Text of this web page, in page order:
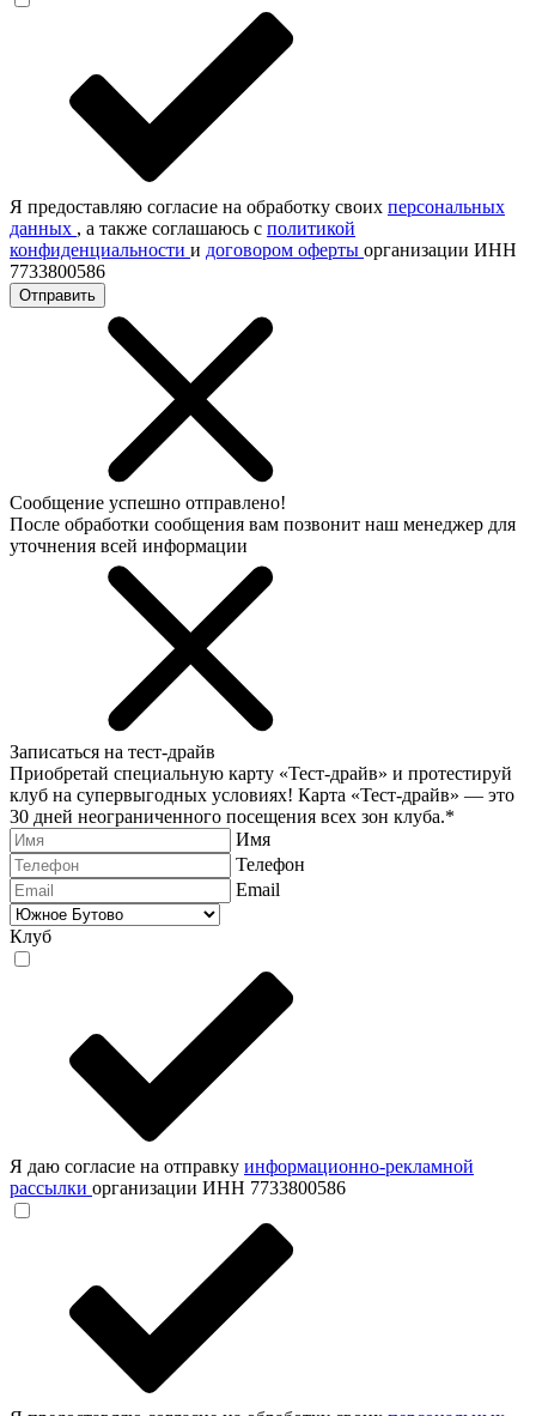
Я предоставляю согласие на обработку своих персональных
данных , а также соглашаюсь с политикой
конфиденциальности и договором оферты организации ИНН
7733800586
Отправить
Сообщение успешно отправлено!
После обработки сообщения вам позвонит наш менеджер для
уточнения всей информации
Записаться на тест-драйв
Приобретай специальную карту «Тест-драйв» и протестируй
клуб на супервыгодных условиях! Карта «Тест-драйв» — это
30 дней неограниченного посещения всех зон клуба.*
Имя
Телефон
Email
Клуб
Я даю согласие на отправку информационно-рекламной
рассылки организации ИНН 7733800586